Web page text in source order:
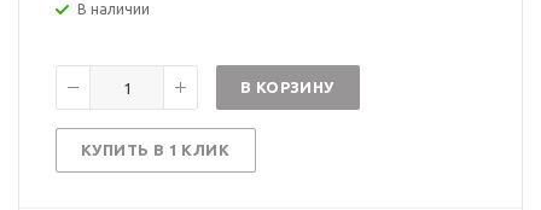
В наличии
В КОРЗИНУ
КУПИТЬ В 1 КЛИК